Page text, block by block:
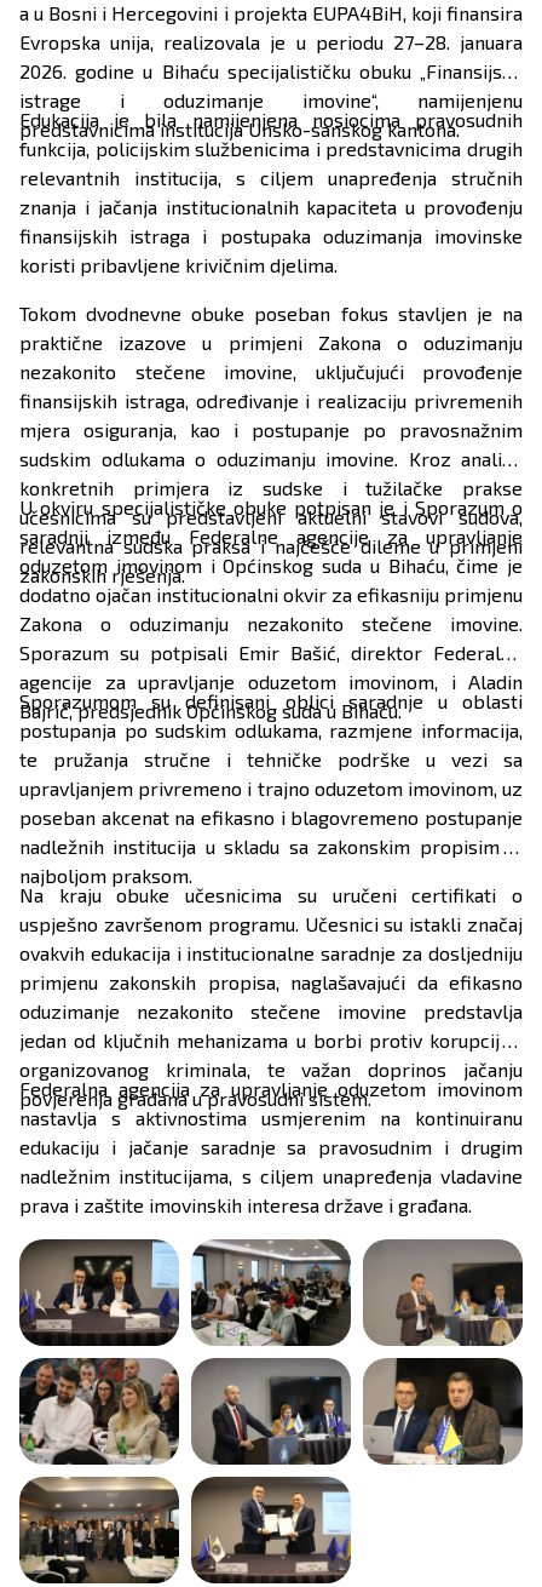
a u Bosni i Hercegovini i projekta EUPA4BiH, koji finansira
Evropska unija, realizovala je u periodu 27–28. januara
2026. godine u Bihaću specijalističku obuku „Finansijske
istrage i oduzimanje imovine“, namijenjenu
predstavnicima institucija Unsko-sanskog kantona.
Edukacija je bila namijenjena nosiocima pravosudnih
funkcija, policijskim službenicima i predstavnicima drugih
relevantnih institucija, s ciljem unapređenja stručnih
znanja i jačanja institucionalnih kapaciteta u provođenju
finansijskih istraga i postupaka oduzimanja imovinske
koristi pribavljene krivičnim djelima.
Tokom dvodnevne obuke poseban fokus stavljen je na
praktične izazove u primjeni Zakona o oduzimanju
nezakonito stečene imovine, uključujući provođenje
finansijskih istraga, određivanje i realizaciju privremenih
mjera osiguranja, kao i postupanje po pravosnažnim
sudskim odlukama o oduzimanju imovine. Kroz analizu
konkretnih primjera iz sudske i tužilačke prakse
učesnicima su predstavljeni aktuelni stavovi sudova,
relevantna sudska praksa i najčešće dileme u primjeni
zakonskih rješenja.
U okviru specijalističke obuke potpisan je i Sporazum o
saradnji između Federalne agencije za upravljanje
oduzetom imovinom i Općinskog suda u Bihaću, čime je
dodatno ojačan institucionalni okvir za efikasniju primjenu
Zakona o oduzimanju nezakonito stečene imovine.
Sporazum su potpisali Emir Bašić, direktor Federalne
agencije za upravljanje oduzetom imovinom, i Aladin
Bajrić, predsjednik Općinskog suda u Bihaću.
Sporazumom su definisani oblici saradnje u oblasti
postupanja po sudskim odlukama, razmjene informacija,
te pružanja stručne i tehničke podrške u vezi sa
upravljanjem privremeno i trajno oduzetom imovinom, uz
poseban akcenat na efikasno i blagovremeno postupanje
nadležnih institucija u skladu sa zakonskim propisima i
najboljom praksom.
Na kraju obuke učesnicima su uručeni certifikati o
uspješno završenom programu. Učesnici su istakli značaj
ovakvih edukacija i institucionalne saradnje za dosljedniju
primjenu zakonskih propisa, naglašavajući da efikasno
oduzimanje nezakonito stečene imovine predstavlja
jedan od ključnih mehanizama u borbi protiv korupcije i
organizovanog kriminala, te važan doprinos jačanju
povjerenja građana u pravosudni sistem.
Federalna agencija za upravljanje oduzetom imovinom
nastavlja s aktivnostima usmjerenim na kontinuiranu
edukaciju i jačanje saradnje sa pravosudnim i drugim
nadležnim institucijama, s ciljem unapređenja vladavine
prava i zaštite imovinskih interesa države i građana.